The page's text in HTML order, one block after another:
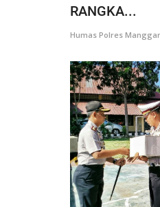
RANGKA...
Humas Polres